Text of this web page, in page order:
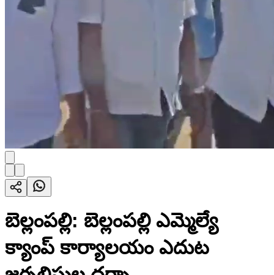
బెల్లంపల్లి: బెల్లంపల్లి ఎమ్మెల్యే
క్యాంప్ కార్యాలయం ఎదుట